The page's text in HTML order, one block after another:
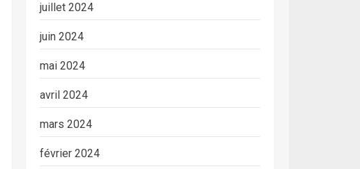
juillet 2024
juin 2024
mai 2024
avril 2024
mars 2024
février 2024